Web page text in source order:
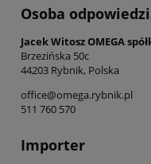
Osoba
Jacek Witosz OMEGA
Brzezińska 50c
44203 Rybnik, Polska
office@omega.rybnik.pl
511 760 570
Importer